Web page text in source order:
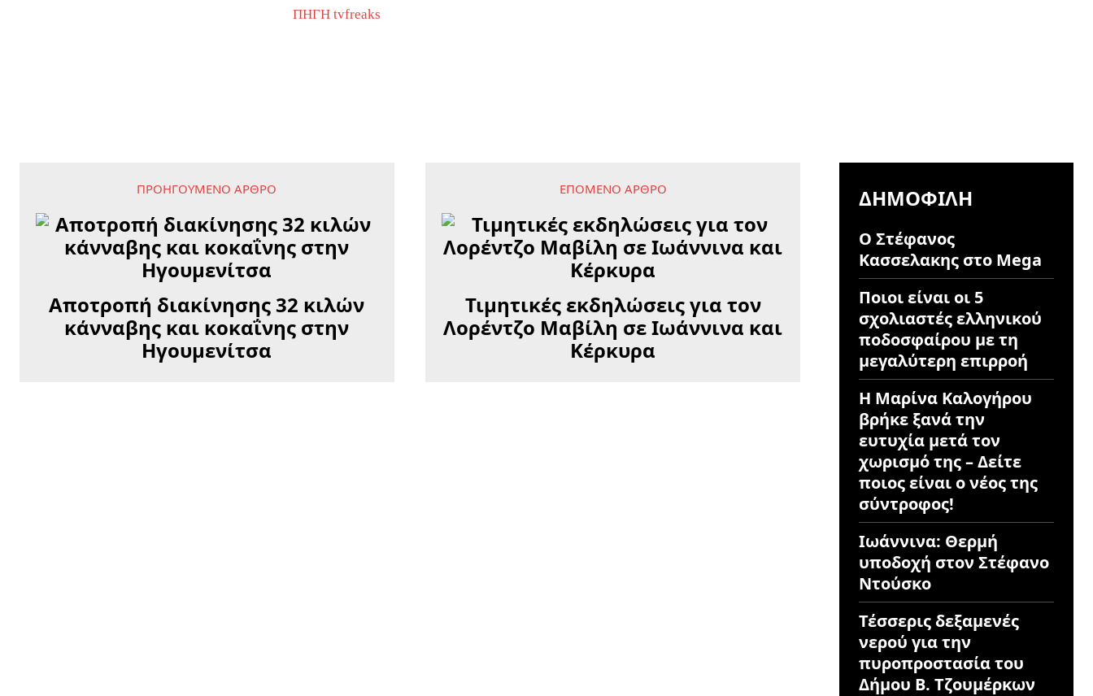
ΠΗΓΗ tvfreaks
ΠΡΟΗΓΟΎΜΕΝΟ ΆΡΘΡΟ
Αποτροπή διακίνησης 32 κιλών
κάνναβης και κοκαΐνης στην
Ηγουμενίτσα
ΕΠΌΜΕΝΟ ΆΡΘΡΟ
Τιμητικές εκδηλώσεις για τον
Λορέντζο Μαβίλη σε Ιωάννινα και
Κέρκυρα
ΔΗΜΟΦΙΛΉ
Ο Στέφανος
Κασσελακης στο Mega
Ποιοι είναι οι 5
σχολιαστές ελληνικού
ποδοσφαίρου με τη
μεγαλύτερη επιρροή
Η Μαρίνα Καλογήρου
βρήκε ξανά την
ευτυχία μετά τον
χωρισμό της – Δείτε
ποιος είναι ο νέος της
σύντροφος!
Ιωάννινα: Θερμή
υποδοχή στον Στέφανο
Ντούσκο
Τέσσερις δεξαμενές
νερού για την
πυροπροστασία του
Δήμου Β. Τζουμέρκων